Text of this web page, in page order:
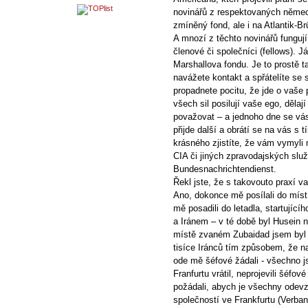
novinářů z respektovaných
zmíněný fond, ale i na Atlantik-
A mnozí z těchto novinářů
členové či společníci (fellows).
Marshallova fondu. Je to prostě
navážete kontakt a spřátelíte se
propadnete pocitu, že jde o
všech sil posilují vaše ego,
považovat – a jednoho dne se
přijde další a obrátí se na vás s
krásného zjistíte, že vám vymyli
CIA či jiných zpravodajských
Bundesnachrichtendienst.
Řekl jste, že s takovouto praxí
Ano, dokonce mě posílali do
mě posadili do letadla,
a Iránem – v té době byl Husein
místě zvaném Zubaidad jsem
tisíce Iránců tím způsobem, že
ode mě šéfové žádali - všechno
Franfurtu vrátil, neprojevili
požádali, abych je všechny
společností ve Frankfurtu